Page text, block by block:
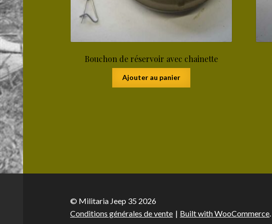
Bouchon de réservoir avec chainette
Ajouter au panier
© Militaria Jeep 35 2026
Conditions générales de vente
Built with WooCommerce.